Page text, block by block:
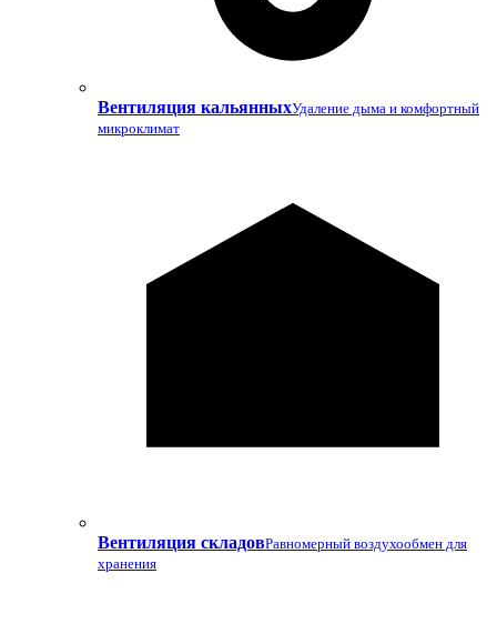
Вентиляция кальянныхУдаление дыма и комфортный
микроклимат
Вентиляция складовРавномерный воздухообмен для
хранения